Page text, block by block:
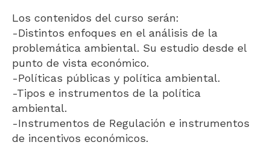
Los contenidos del curso serán:
-Distintos enfoques en el análisis de la
problemática ambiental. Su estudio desde el
punto de vista económico.
-Políticas públicas y política ambiental.
-Tipos e instrumentos de la política
ambiental.
-Instrumentos de Regulación e instrumentos
de incentivos económicos.